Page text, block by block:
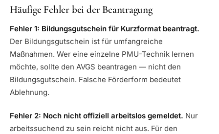
Häufige Fehler bei der Beantragung
Fehler 1: Bildungsgutschein für Kurzformat beantragt.
Der Bildungsgutschein ist für umfangreiche
Maßnahmen. Wer eine einzelne PMU-Technik lernen
möchte, sollte den AVGS beantragen — nicht den
Bildungsgutschein. Falsche Förderform bedeutet
Ablehnung.
Fehler 2: Noch nicht offiziell arbeitslos gemeldet. Nur
arbeitssuchend zu sein reicht nicht aus. Für den